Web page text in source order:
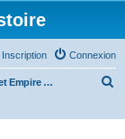
Connexion
Inscription
Révolution et Empire - Histoire, organisation, ordres de bataille, uniformes et armements